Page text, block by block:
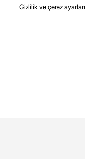
Gizlilik ve çerez ayarları